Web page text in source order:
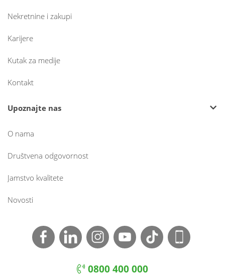
Nekretnine i zakupi
Karijere
Kutak za medije
Kontakt
Upoznajte nas
O nama
Društvena odgovornost
Jamstvo kvalitete
Novosti
0800 400 000